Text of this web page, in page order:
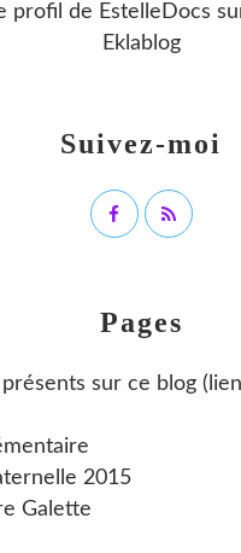
Pages
présents sur ce blog
2015
Galette
Suivez-moi
profil de EstelleDocs
Eklablog